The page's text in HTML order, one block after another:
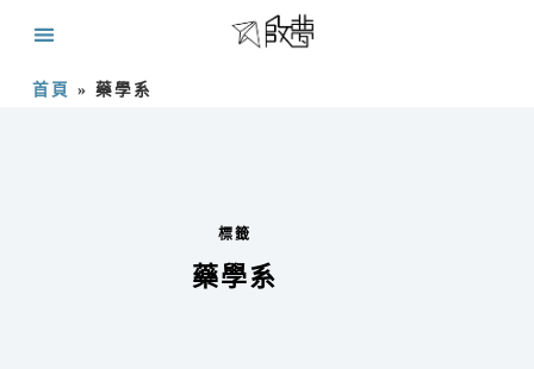
首頁 » 藥學系
標籤
藥學系